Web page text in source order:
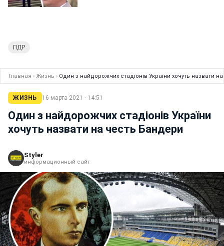
ПДР
Главная › Жизнь › Один з найдорожчих стадіонів України хочуть назвати
ЖИЗНЬ 16 марта 2021 · 14:51
Один з найдорожчих стадіонів України
хочуть назвати на честь Бандери
Styler
информационный сайт